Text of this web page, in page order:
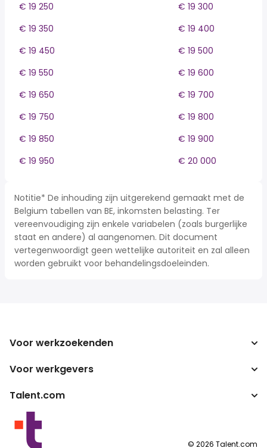
€ 19 250
€ 19 300
€ 19 350
€ 19 400
€ 19 450
€ 19 500
€ 19 550
€ 19 600
€ 19 650
€ 19 700
€ 19 750
€ 19 800
€ 19 850
€ 19 900
€ 19 950
€ 20 000
Notitie* De inhouding zijn uitgerekend gemaakt met de
Belgium tabellen van BE, inkomsten belasting. Ter
vereenvoudiging zijn enkele variabelen (zoals burgerlijke
staat en andere) al aangenomen. Dit document
vertegenwoordigt geen wettelijke autoriteit en zal alleen
worden gebruikt voor behandelingsdoeleinden.
Voor werkzoekenden
Jobs zoeken
Salarisomzetter
Voor werkgevers
Onderneming
Publisher programma's
Talent.com
Meer landen
Servicevoorwaarden
© 2026 Talent.com